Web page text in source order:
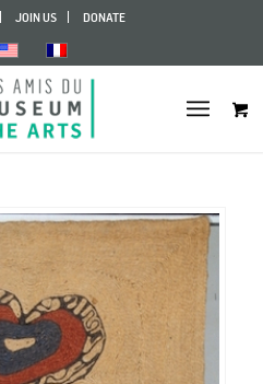
JOIN US DONATE